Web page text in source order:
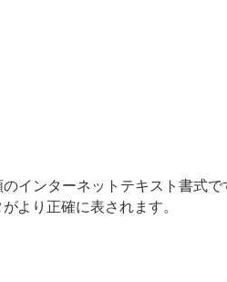
インターネットテキスト書式
より正確に表されます。